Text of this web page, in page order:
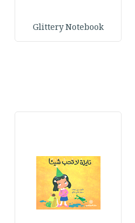
Glittery Notebook